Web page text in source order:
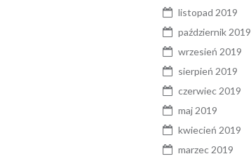
listopad 2019
październik 2019
wrzesień 2019
sierpień 2019
czerwiec 2019
maj 2019
kwiecień 2019
marzec 2019